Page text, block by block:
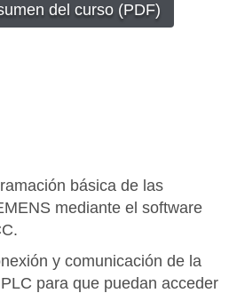
del curso (PDF)
básica de las
mediante el software
y comunicación de la
para que puedan acceder